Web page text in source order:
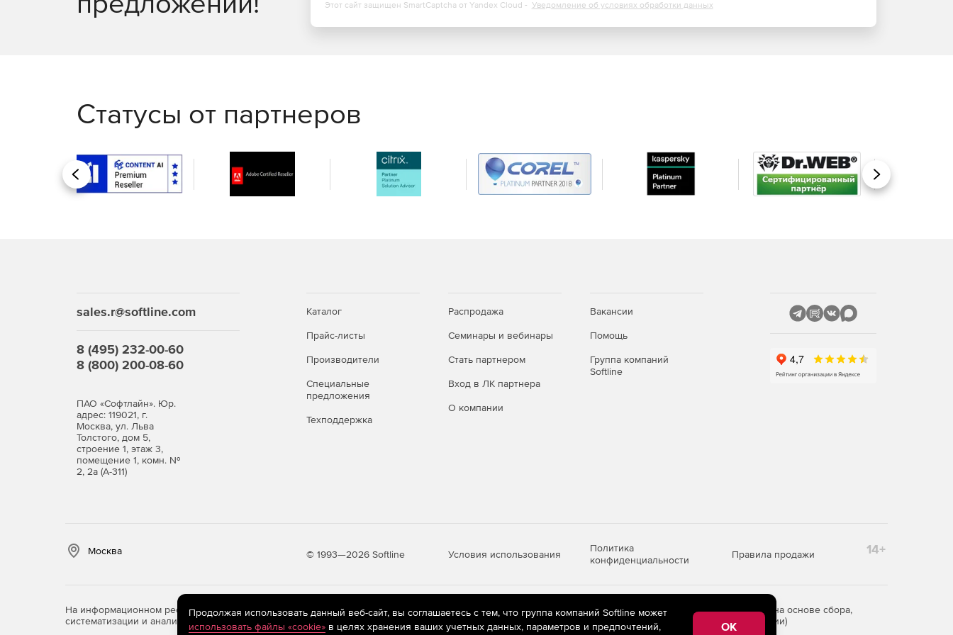
Этот сайт защищен SmartCaptcha от Yandex Cloud - Уведомление об условиях обработки данных
Статусы от партнеров
Назад Вперед
sales.r@softline.com
8 (495) 232-00-60
8 (800) 200-08-60
ПАО «Софтлайн». Юр.
адрес: 119021, г.
Москва, ул. Льва
Толстого, дом 5,
строение 1, этаж 3,
помещение 1, комн. №
2, 2а (А-311)
Каталог
Прайс-листы
Производители
Специальные
предложения
Техподдержка
Распродажа
Семинары и вебинары
Стать партнером
Вход в ЛК партнера
О компании
Вакансии
Помощь
Группа компаний
Softline
Москва © 1993—2026 Softline Условия использования
Политика
конфиденциальности
Правила продажи 14+
На информационном ресурсе store.softline.ru применяютсярекомендательные технологии(информационные технологии предоставления информации на основе сбора,
систематизации и анализа сведений, относящихся к предпочтениям пользователей сети «Интернет», находящихся на территории Российской Федерации)
Продолжая использовать данный веб-сайт, вы соглашаетесь с тем, что группа компаний Softline может
использовать файлы «cookie»в целях хранения ваших учетных данных, параметров и предпочтений, OK